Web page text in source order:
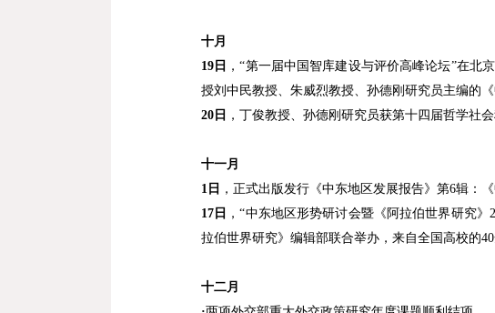
十月
19 日 ，“第一届中国智库建设与评价高峰论坛”在北
授刘中民教授、朱威烈教授、孙德刚研究员主编的
20 日 ，丁俊教授、孙德刚研究员获第十四届哲学社
十一月
1 日 ，正式出版发行《中东地区发展报告》第6辑：
17 日 ，“中东地区形势研讨会暨《阿拉伯世界研究》
拉伯世界研究》编辑部联合举办，来自全国高校的40
十二月